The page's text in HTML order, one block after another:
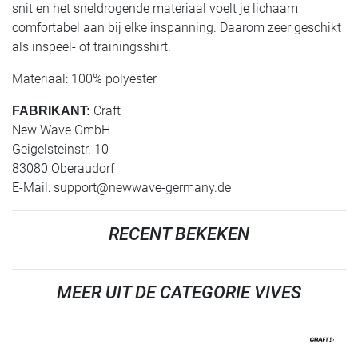
snit en het sneldrogende materiaal voelt je lichaam
comfortabel aan bij elke inspanning. Daarom zeer geschikt
als inspeel- of trainingsshirt.
Materiaal: 100% polyester
FABRIKANT: Craft
New Wave GmbH
Geigelsteinstr. 10
83080 Oberaudorf
E-Mail: support@newwave-germany.de
RECENT BEKEKEN
MEER UIT DE CATEGORIE VIVES